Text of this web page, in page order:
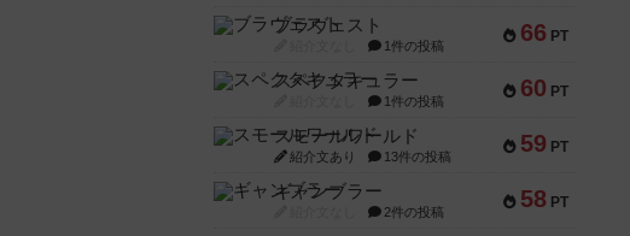
66 PT
ブラヴェスト
1件の投稿
60 PT
スペクタキュラー
1件の投稿
59 PT
スモールワールド
紹介文あり 13件の投稿
58 PT
ギャンブラー
2件の投稿